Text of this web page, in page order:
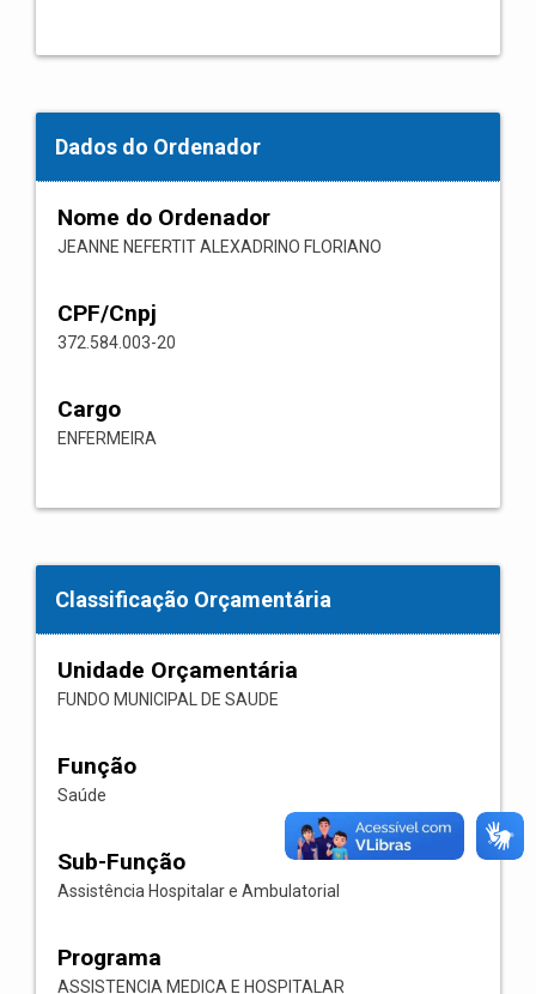
Dados do Ordenador
Nome do Ordenador
JEANNE NEFERTIT ALEXADRINO FLORIANO
CPF/Cnpj
372.584.003-20
Cargo
ENFERMEIRA
Classificação Orçamentária
Unidade Orçamentária
FUNDO MUNICIPAL DE SAUDE
Função
Saúde
Sub-Função
Assistência Hospitalar e Ambulatorial
Programa
ASSISTENCIA MEDICA E HOSPITALAR